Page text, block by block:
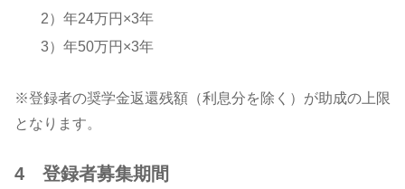
2）年24万円×3年
3）年50万円×3年
※登録者の奨学金返還残額（利息分を除く）が助成の上限
となります。
4 登録者募集期間